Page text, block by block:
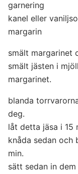
garnering
kanel eller
margarin
smält margarinet
smält jästen i
margarinet.
blanda
deg.
låt detta jäsa i 15
knåda sedan
min.
sätt sedan in dem